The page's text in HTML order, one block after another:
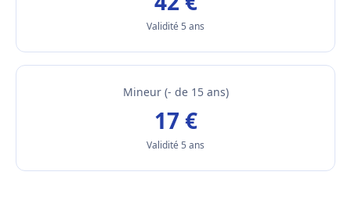
Validité 5 ans
Mineur (- de 15 ans)
17 €
Validité 5 ans